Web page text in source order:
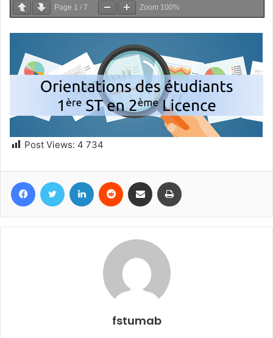
Page 1 / 7 Zoom 100%
Post Views: 4 734
FacebookTwitter Linkedin Reddit Partager par email
fstumab